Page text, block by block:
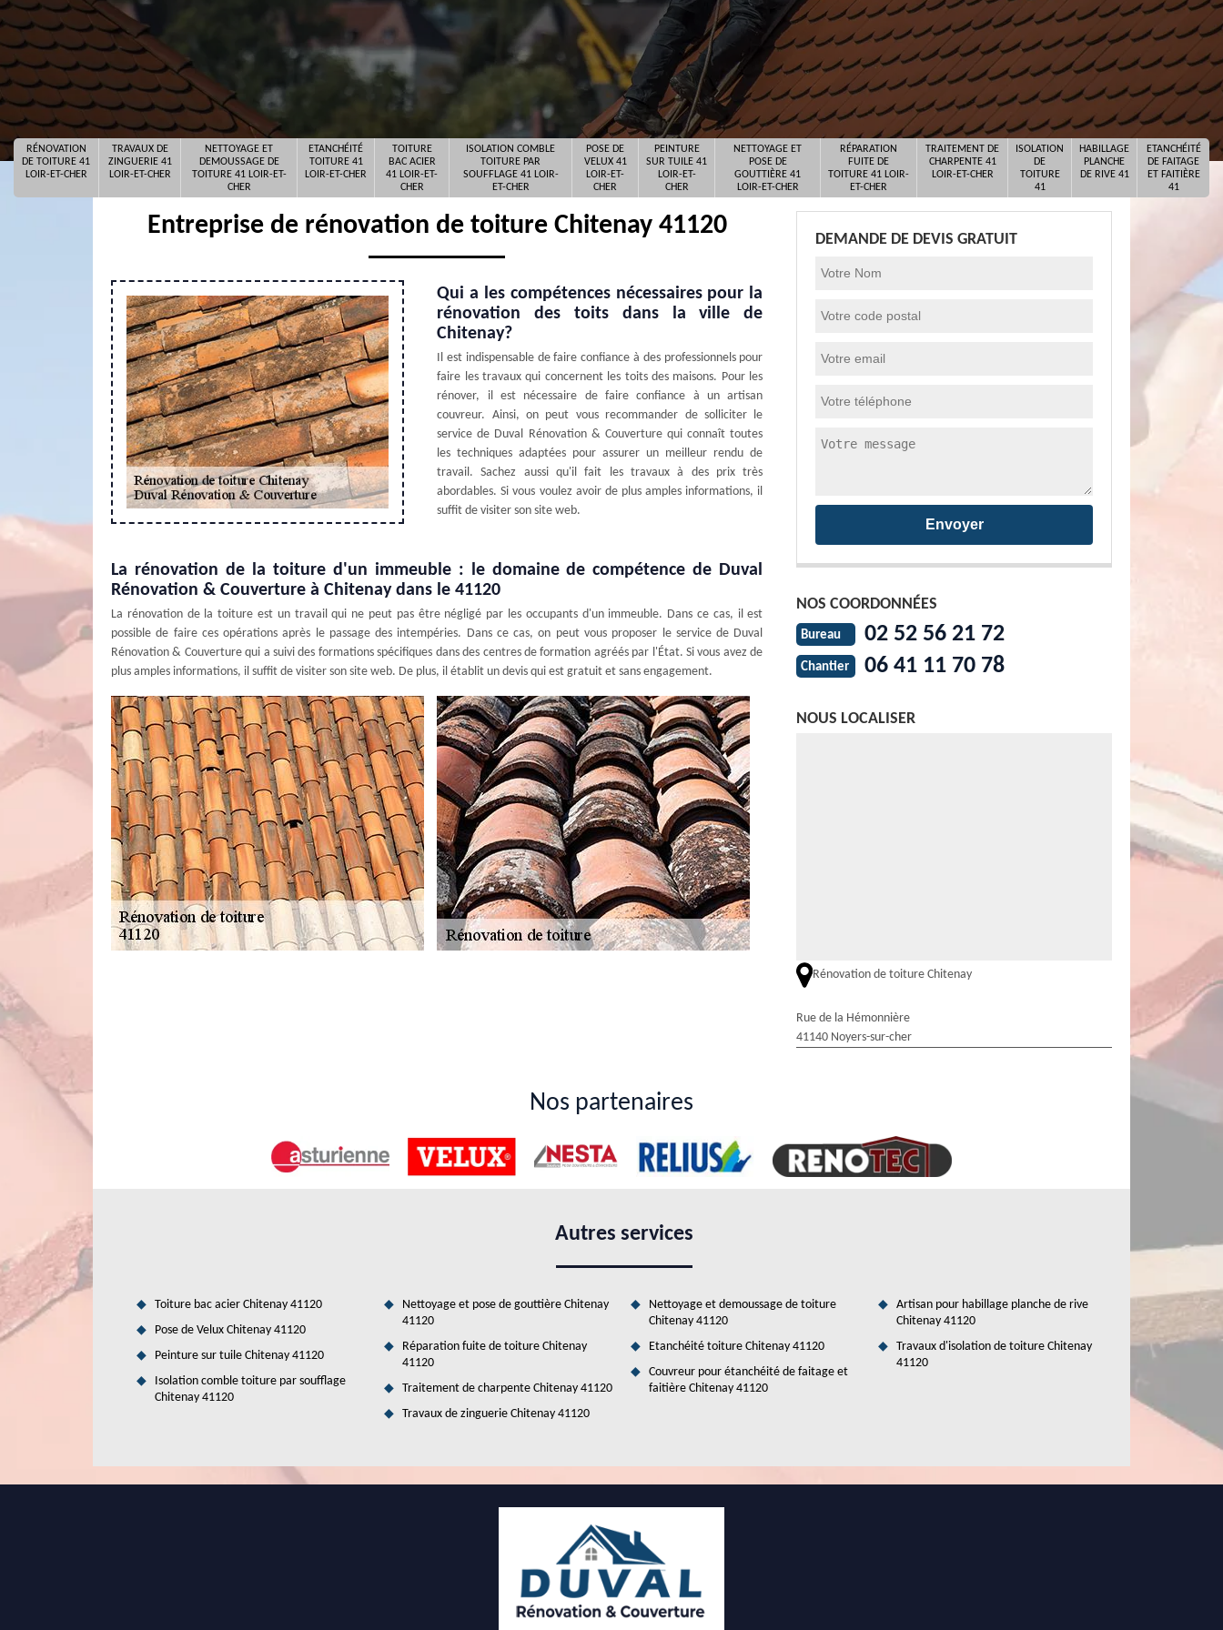
RÉNOVATION
DE TOITURE 41
LOIR-ET-CHER
TRAVAUX DE
ZINGUERIE 41
LOIR-ET-CHER
NETTOYAGE ET
DEMOUSSAGE DE
TOITURE 41 LOIR-ET-
CHER
ETANCHÉITÉ
TOITURE 41
LOIR-ET-CHER
TOITURE
BAC ACIER
41 LOIR-ET-
CHER
ISOLATION COMBLE
TOITURE PAR
SOUFFLAGE 41 LOIR-
ET-CHER
POSE DE
VELUX 41
LOIR-ET-
CHER
PEINTURE
SUR TUILE 41
LOIR-ET-
CHER
NETTOYAGE ET
POSE DE
GOUTTIÈRE 41
LOIR-ET-CHER
RÉPARATION
FUITE DE
TOITURE 41 LOIR-
ET-CHER
TRAITEMENT DE
CHARPENTE 41
LOIR-ET-CHER
ISOLATION
DE
TOITURE
41
HABILLAGE
PLANCHE
DE RIVE 41
ETANCHÉITÉ
DE FAITAGE
ET FAITIÈRE
41
Entreprise de rénovation de toiture Chitenay 41120
Qui a les compétences nécessaires pour la
rénovation des toits dans la ville de
Chitenay?
Il est indispensable de faire confiance à des professionnels pour
faire les travaux qui concernent les toits des maisons. Pour les
rénover, il est nécessaire de faire confiance à un artisan
couvreur. Ainsi, on peut vous recommander de solliciter le
service de Duval Rénovation & Couverture qui connaît toutes
les techniques adaptées pour assurer un meilleur rendu de
travail. Sachez aussi qu'il fait les travaux à des prix très
abordables. Si vous voulez avoir de plus amples informations, il
suffit de visiter son site web.
La rénovation de la toiture d'un immeuble : le domaine de compétence de Duval
Rénovation & Couverture à Chitenay dans le 41120
La rénovation de la toiture est un travail qui ne peut pas être négligé par les occupants d'un immeuble. Dans ce cas, il est
possible de faire ces opérations après le passage des intempéries. Dans ce cas, on peut vous proposer le service de Duval
Rénovation & Couverture qui a suivi des formations spécifiques dans des centres de formation agréés par l'État. Si vous avez de
plus amples informations, il suffit de visiter son site web. De plus, il établit un devis qui est gratuit et sans engagement.
Les raisons de faire des travaux de rénovation de la toiture d'une habitation à
Chitenay dans le 41120
La rénovation des toits fait partie des opérations qui sont indispensables en cas de destruction. En fait, il est préférable de
un meilleur rendu de travail. De plus, il peut proposer des tarifications très intéressantes. Pour avoir de plus amples
Duval Rénovation & Couverture le couvreur expert en rénovation de toiture à
Vous envisagez de rénover l'apparence de votre toiture? Laissez le couvreur Duval Rénovation & Couverture à Chitenay vous
DEMANDE DE DEVIS GRATUIT
NOS COORDONNÉES
Bureau 02 52 56 21 72
Chantier 06 41 11 70 78
NOUS LOCALISER
Rénovation de toiture Chitenay
Rue de la Hémonnière
41140 Noyers-sur-cher
Nos partenaires
Autres services
Toiture bac acier Chitenay 41120
Pose de Velux Chitenay 41120
Peinture sur tuile Chitenay 41120
Isolation comble toiture par soufflage
Chitenay 41120
Nettoyage et pose de gouttière Chitenay
41120
Réparation fuite de toiture Chitenay
41120
Traitement de charpente Chitenay 41120
Travaux de zinguerie Chitenay 41120
Nettoyage et demoussage de toiture
Chitenay 41120
Etanchéité toiture Chitenay 41120
Couvreur pour étanchéité de faitage et
faitière Chitenay 41120
Artisan pour habillage planche de rive
Chitenay 41120
Travaux d'isolation de toiture Chitenay
41120